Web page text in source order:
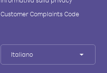
Customer Complaints Code
Italiano